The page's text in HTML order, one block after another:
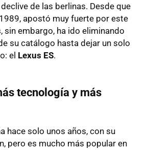
de las berlinas. Desde que
apostó muy fuerte por este
sin embargo, ha ido eliminando
su catálogo hasta dejar un solo
el Lexus ES.
tecnología y más
hace solo unos años, con su
pero es mucho más popular en